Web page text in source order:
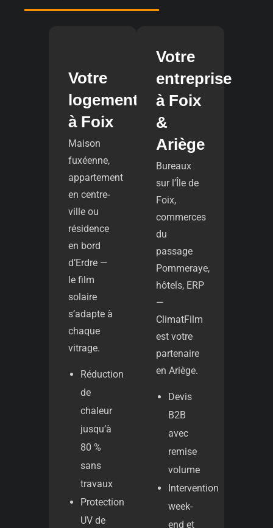
Votre
logement
à Foix
Maison
fuxéenne,
appartement
en centre-
ville ou
résidence
en bord
d’Erdre —
le film
solaire
s’adapte à
chaque
vitrage.
Réduction
de
chaleur
jusqu’à
80 %
sans
travaux
Protection
UV de
Votre
entreprise
à Foix
&
Ariège
Bureaux
sur l’Île de
Foix,
commerces
du
passage
Pommeraye,
hôtels, ERP
—
ClimatFilm
est votre
partenaire
en Ariège.
Devis
B2B
avec
remise
volume
Intervention
week-
end et